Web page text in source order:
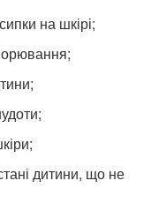
на шкірі;
дитини, що не